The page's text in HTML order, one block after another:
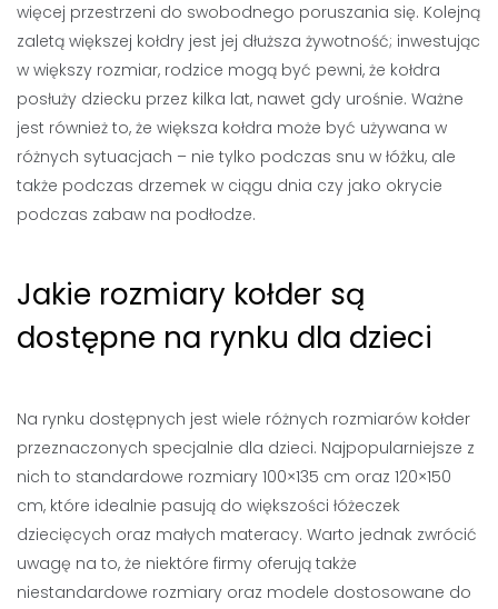
więcej przestrzeni do swobodnego poruszania się. Kolejną
zaletą większej kołdry jest jej dłuższa żywotność; inwestując
w większy rozmiar, rodzice mogą być pewni, że kołdra
posłuży dziecku przez kilka lat, nawet gdy urośnie. Ważne
jest również to, że większa kołdra może być używana w
różnych sytuacjach – nie tylko podczas snu w łóżku, ale
także podczas drzemek w ciągu dnia czy jako okrycie
podczas zabaw na podłodze.
Jakie rozmiary kołder są
dostępne na rynku dla dzieci
Na rynku dostępnych jest wiele różnych rozmiarów kołder
przeznaczonych specjalnie dla dzieci. Najpopularniejsze z
nich to standardowe rozmiary 100×135 cm oraz 120×150
cm, które idealnie pasują do większości łóżeczek
dziecięcych oraz małych materacy. Warto jednak zwrócić
uwagę na to, że niektóre firmy oferują także
niestandardowe rozmiary oraz modele dostosowane do